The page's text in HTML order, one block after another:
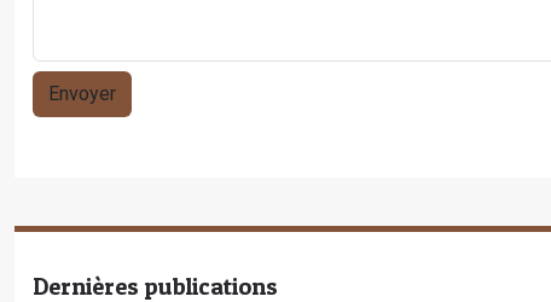
Dernières publications